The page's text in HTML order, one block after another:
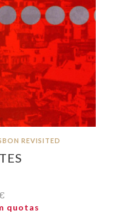
REVISITED
quotas